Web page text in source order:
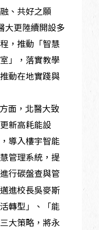
、共好之願
大更陸續開設多
，推動「智慧
」，落實教學
動在地實踐與
面，北醫大致
新高耗能設
導入樓宇智能
管理系統，提
行碳盤查與管
進校長吳麥斯
轉型」、「能
大策略，將永